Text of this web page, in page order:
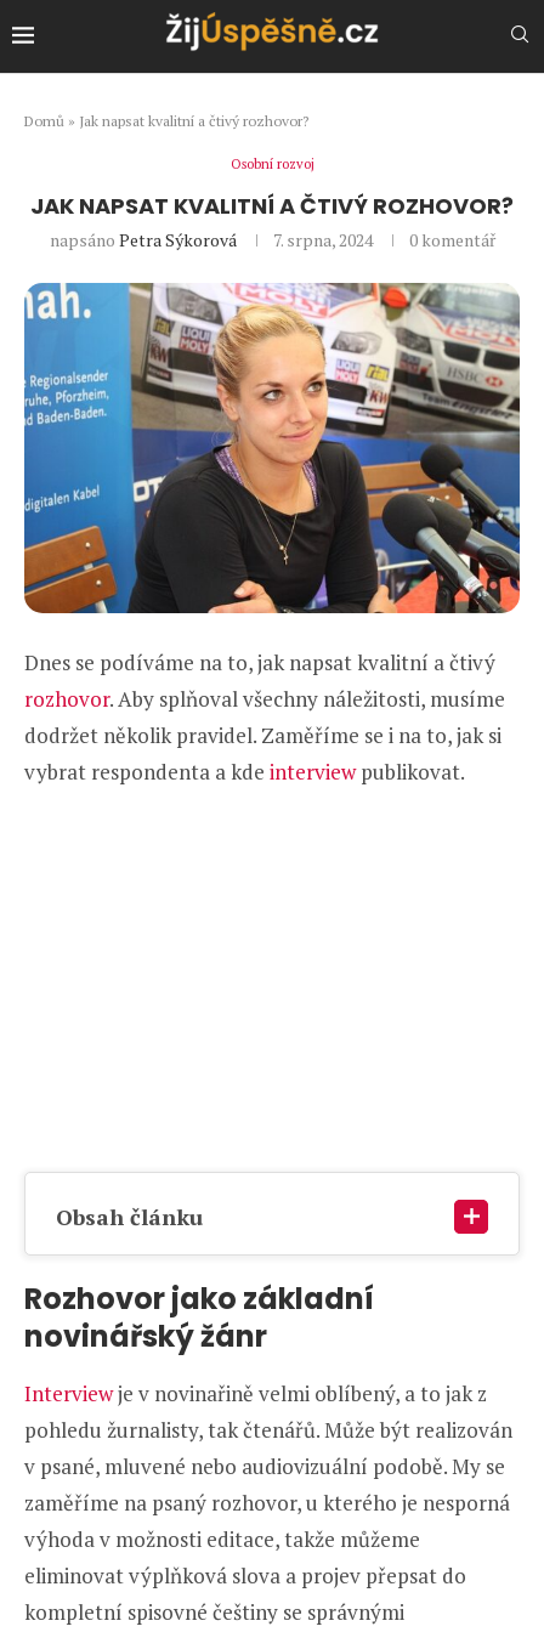
Domů » Jak napsat kvalitní a čtivý rozhovor?
Osobní rozvoj
JAK NAPSAT KVALITNÍ A ČTIVÝ ROZHOVOR?
napsáno Petra Sýkorová 7. srpna, 2024 0 komentář
Dnes se podíváme na to, jak napsat kvalitní a čtivý
rozhovor. Aby splňoval všechny náležitosti, musíme
dodržet několik pravidel. Zaměříme se i na to, jak si
vybrat respondenta a kde interviewpublikovat.
Obsah článku
Rozhovor jako základní
novinářský žánr
Interviewje v novinařině velmi oblíbený, a to jak z
pohledu žurnalisty, tak čtenářů. Může být realizován
v psané, mluvené nebo audiovizuální podobě. My se
zaměříme na psaný rozhovor, u kterého je nesporná
výhoda v možnosti editace, takže můžeme
eliminovat výplňková slova a projev přepsat do
kompletní spisovné češtiny se správnými